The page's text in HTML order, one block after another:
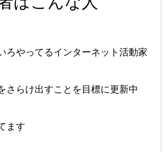
ろやってるインターネット活動家
さらけ出すことを目標に更新中
ます